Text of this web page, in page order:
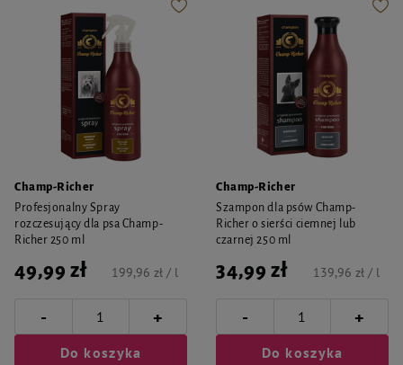
Champ-Richer
Profesjonalny Spray
rozczesujący dla psa Champ-
Richer 250 ml
49,99 zł 199,96 zł / l
- +
Do koszyka
Champ-Richer
Szampon dla psów Champ-
Richer o sierści ciemnej lub
czarnej 250 ml
34,99 zł 139,96 zł / l
- +
Do koszyka